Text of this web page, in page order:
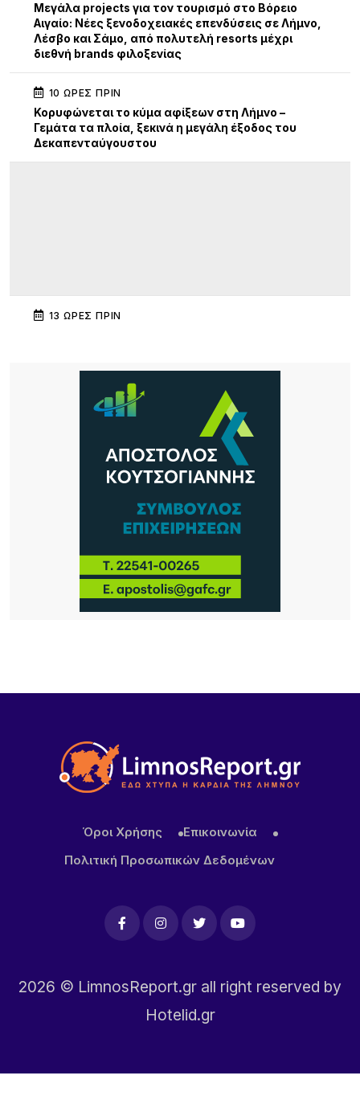
Μεγάλα projects για τον τουρισμό στο Βόρειο
Αιγαίο: Νέες ξενοδοχειακές επενδύσεις σε Λήμνο,
Λέσβο και Σάμο, από πολυτελή resorts μέχρι
διεθνή brands φιλοξενίας
10 ΏΡΕΣ ΠΡΙΝ
Κορυφώνεται το κύμα αφίξεων στη Λήμνο –
Γεμάτα τα πλοία, ξεκινά η μεγάλη έξοδος του
Δεκαπενταύγουστου
13 ΏΡΕΣ ΠΡΙΝ
13 ΏΡΕΣ ΠΡΙΝ
Λήμνος: Προγραμματισμένες διακοπές ρεύματος
14 ΏΡΕΣ ΠΡΙΝ
Πληρώνονται οι επιβάτες, παραμένουν
απλήρωτοι οι επιχειρηματίες: Τα δύο πρόσωπα
Το τραγικό περιστατικό με το αγριογούρουνο
προβληματίζει – Μήπως ήρθε η ώρα να δούμε
σοβαρά και το ζήτημα των ελαφιών στη Λήμνο;
Όροι Χρήσης
Επικοινωνία
Πολιτική Προσωπικών Δεδομένων
2026 © LimnosReport.gr all right reserved by
Hotelid.gr